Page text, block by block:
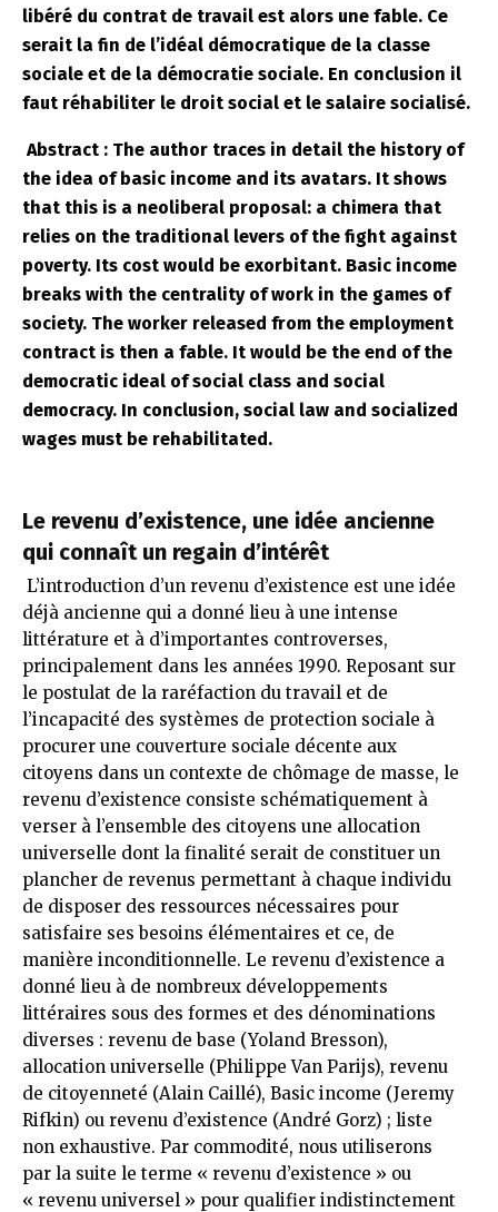
libéré du contrat de travail est alors une fable. Ce
serait la fin de l’idéal démocratique de la classe
sociale et de la démocratie sociale. En conclusion il
faut réhabiliter le droit social et le salaire socialisé.
Abstract : The author traces in detail the history of
the idea of ​​basic income and its avatars. It shows
that this is a neoliberal proposal: a chimera that
relies on the traditional levers of the fight against
poverty. Its cost would be exorbitant. Basic income
breaks with the centrality of work in the games of
society. The worker released from the employment
contract is then a fable. It would be the end of the
democratic ideal of social class and social
democracy. In conclusion, social law and socialized
wages must be rehabilitated.
Le revenu d’existence, une idée ancienne
qui connaît un regain d’intérêt
L’introduction d’un revenu d’existence est une idée
déjà ancienne qui a donné lieu à une intense
littérature et à d’importantes controverses,
principalement dans les années 1990. Reposant sur
le postulat de la raréfaction du travail et de
l’incapacité des systèmes de protection sociale à
procurer une couverture sociale décente aux
citoyens dans un contexte de chômage de masse, le
revenu d’existence consiste schématiquement à
verser à l’ensemble des citoyens une allocation
universelle dont la finalité serait de constituer un
plancher de revenus permettant à chaque individu
de disposer des ressources nécessaires pour
satisfaire ses besoins élémentaires et ce, de
manière inconditionnelle. Le revenu d’existence a
donné lieu à de nombreux développements
littéraires sous des formes et des dénominations
diverses : revenu de base (Yoland Bresson),
allocation universelle (Philippe Van Parijs), revenu
de citoyenneté (Alain Caillé), Basic income (Jeremy
Rifkin) ou revenu d’existence (André Gorz) ; liste
non exhaustive. Par commodité, nous utiliserons
par la suite le terme « revenu d’existence » ou
« revenu universel » pour qualifier indistinctement